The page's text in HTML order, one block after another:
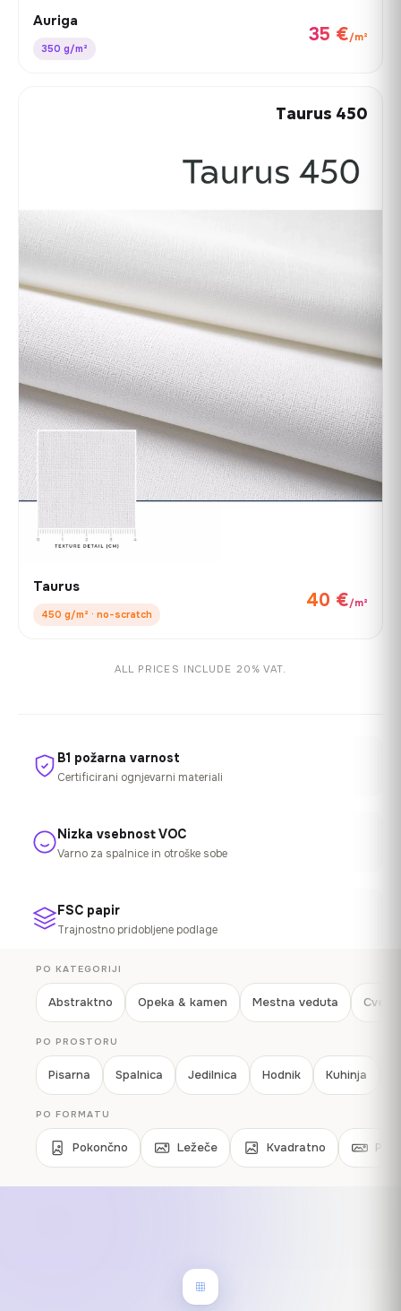
Auriga
350 g/m²
35 €/m²
Taurus 450
Taurus
450 g/m² · no-scratch
40 €/m²
ALL PRICES INCLUDE 20% VAT.
B1 požarna varnost
Certificirani ognjevarni materiali
Nizka vsebnost VOC
Varno za spalnice in otroške sobe
FSC papir
Trajnostno pridobljene podlage
PO KATEGORIJI
Abstraktno Opeka & kamen Mestna veduta
PO PROSTORU
Pisarna Spalnica Jedilnica Hodnik Kuhinja
PO FORMATU
Pokončno Ležeče Kvadratno